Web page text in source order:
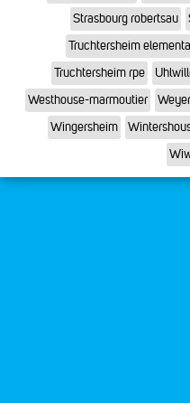
Strasbourg robertsau
Truchtersheim
Truchtersheim rpe
Westhouse-marmoutier
Wingersheim